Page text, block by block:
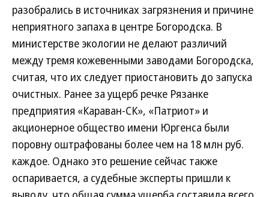
разобрались в источниках загрязнения и причине
неприятного запаха в центре Богородска. В
министерстве экологии не делают различий
между тремя кожевенными заводами Богородска,
считая, что их следует приостановить до запуска
очистных. Ранее за ущерб речке Рязанке
предприятия «Караван-СК», «Патриот» и
акционерное общество имени Юргенса были
поровну оштрафованы более чем на 18 млн руб.
каждое. Однако это решение сейчас также
оспаривается, а судебные эксперты пришли к